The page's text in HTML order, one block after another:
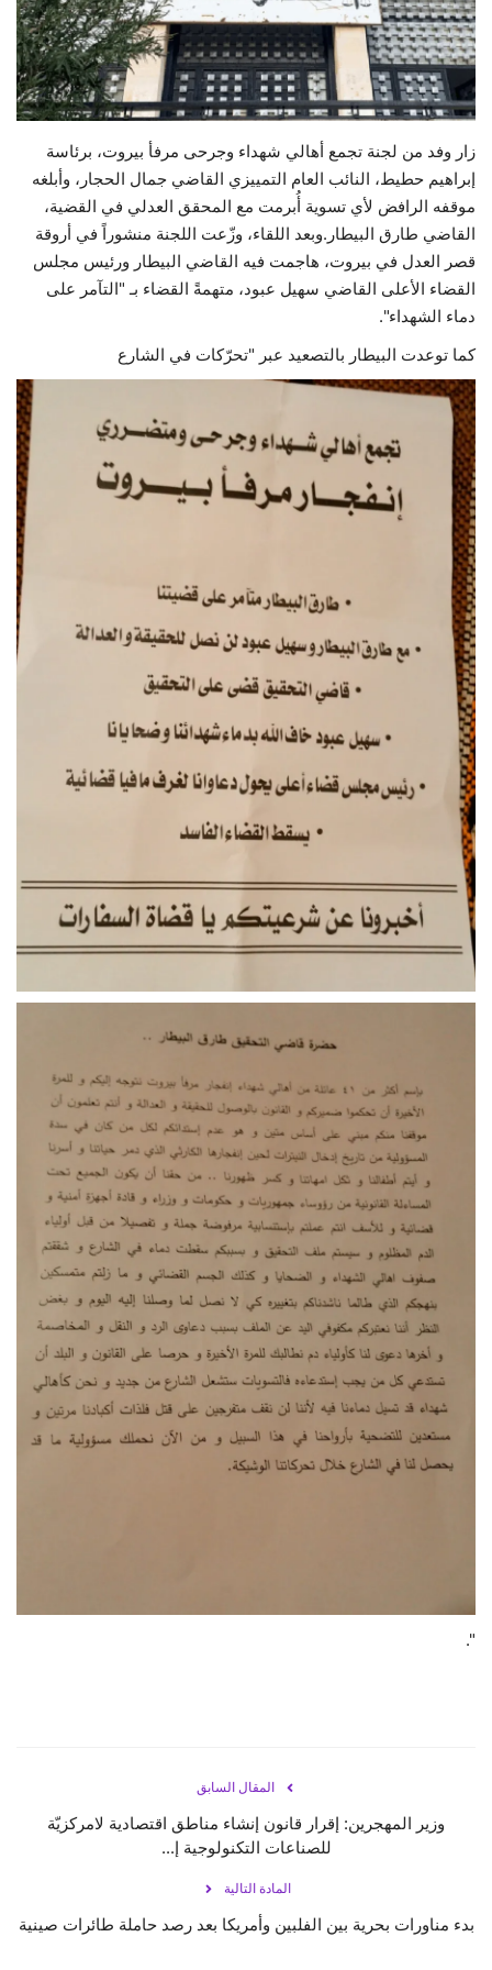
حياة
زار وفد من لجنة تجمع أهالي شهداء وجرحى مرفأ بيروت، برئاسة
إبراهيم حطيط، النائب العام التمييزي القاضي جمال الحجار، وأبلغه
موقفه الرافض لأي تسوية أُبرمت مع المحقق العدلي في القضية،
القاضي طارق البيطار.وبعد اللقاء، وزّعت اللجنة منشوراً في أروقة
قصر العدل في بيروت، هاجمت فيه القاضي البيطار ورئيس مجلس
القضاء الأعلى القاضي سهيل عبود، متهمةً القضاء بـ "التآمر على
دماء الشهداء".
كما توعدت البيطار بالتصعيد عبر "تحرّكات في الشارع
".
المقال السابق
وزير المهجرين: إقرار قانون إنشاء مناطق اقتصادية لامركزيّة
للصناعات التكنولوجية إ...
المادة التالية
بدء مناورات بحرية بين الفلبين وأمريكا بعد رصد حاملة طائرات صينية